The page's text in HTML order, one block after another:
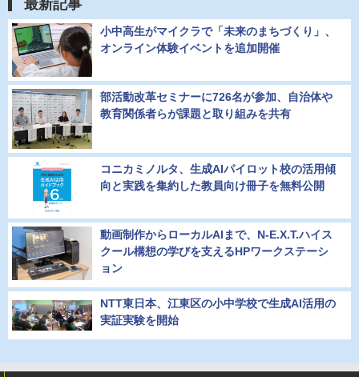
最新記事
小中高生がマイクラで「未来のまちづくり」、
オンライン体験イベントを追加開催
部活動改革セミナーに726名が参加、自治体や
教育関係者らが課題と取り組みを共有
コニカミノルタ、生成AIパイロット校の活用傾
向と実践を集約した教員向け冊子を無料公開
動画制作からローカルAIまで、N-E.X.T.ハイス
クール構想の学びを支えるHPワークステーシ
ョン
NTT東日本、江東区の小中学校で生成AI活用の
実証実験を開始